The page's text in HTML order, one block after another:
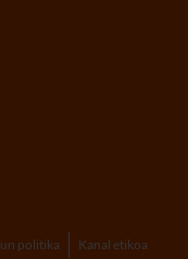
politika Kanal etikoa